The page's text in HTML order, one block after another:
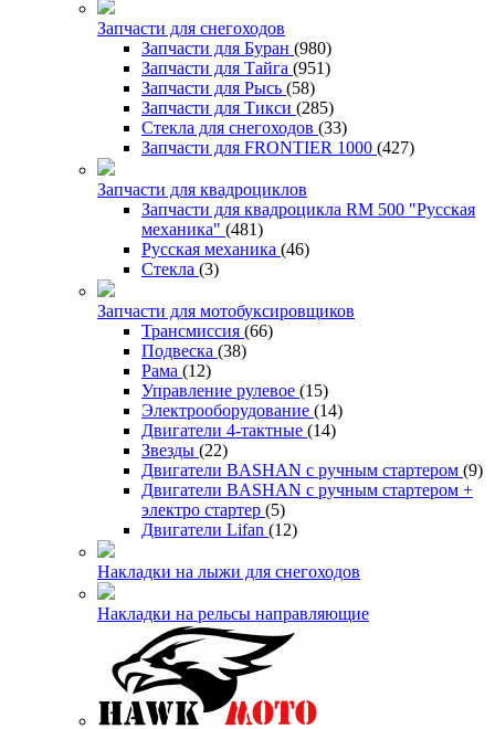
Запчасти для снегоходов
Запчасти для Буран (980)
Запчасти для Тайга (951)
Запчасти для Рысь (58)
Запчасти для Тикси (285)
Стекла для снегоходов (33)
Запчасти для FRONTIER 1000 (427)
Запчасти для квадроциклов
Запчасти для квадроцикла RM 500 "Русская
механика" (481)
Русская механика (46)
Стекла (3)
Запчасти для мотобуксировщиков
Трансмиссия (66)
Подвеска (38)
Рама (12)
Управление рулевое (15)
Электрооборудование (14)
Двигатели 4-тактные (14)
Звезды (22)
Двигатели BASHAN с ручным стартером (9)
Двигатели BASHAN с ручным стартером +
электро стартер (5)
Двигатели Lifan (12)
Накладки на лыжи для снегоходов
Накладки на рельсы направляющие